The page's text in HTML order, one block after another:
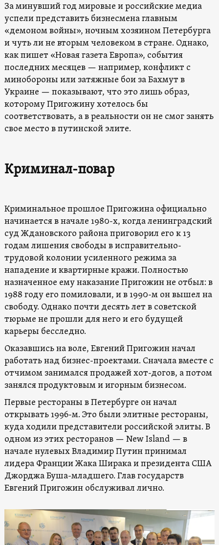
За минувший год мировые и российские медиа
успели представить бизнесмена главным
«демоном войны», ночным хозяином Петербурга
и чуть ли не вторым человеком в стране. Однако,
как пишет «Новая газета Европа», события
последних месяцев — например, конфликт с
минобороны или затяжные бои за Бахмут в
Украине — показывают, что это лишь образ,
которому Пригожину хотелось бы
соответствовать, а в реальности он не смог занять
свое место в путинской элите.
Криминал-повар
Криминальное прошлое Пригожина официально
начинается в начале 1980-х, когда ленинградский
суд Ждановского района приговорил его к 13
годам лишения свободы в исправительно-
трудовой колонии усиленного режима за
нападение и квартирные кражи. Полностью
назначенное ему наказание Пригожин не отбыл: в
1988 году его помиловали, и в 1990-м он вышел на
свободу. Однако почти десять лет в советской
тюрьме не прошли для него и его будущей
карьеры бесследно.
Оказавшись на воле, Евгений Пригожин начал
работать над бизнес-проектами. Сначала вместе с
отчимом занимался продажей хот-догов, а потом
занялся продуктовым и игорным бизнесом.
Первые рестораны в Петербурге он начал
открывать 1996-м. Это были элитные рестораны,
куда ходили представители российской элиты. В
одном из этих ресторанов — New Island — в
начале нулевых Владимир Путин принимал
лидера Франции Жака Ширака и президента США
Джорджа Буша-младшего. Глав государств
Евгений Пригожин обслуживал лично.